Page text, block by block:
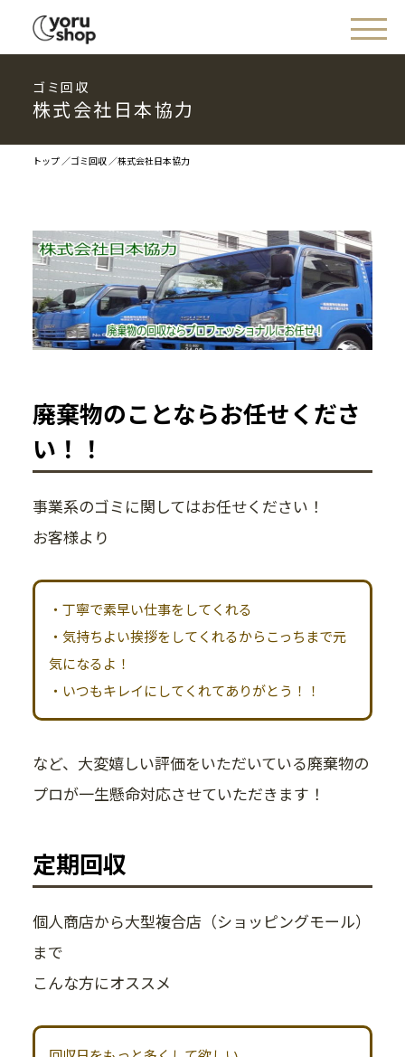
ゴミ回収
株式会社日本協力
トップ ゴミ回収 株式会社日本協力
廃棄物のことならお任せくださ
い！！
事業系のゴミに関してはお任せください！
お客様より
・丁寧で素早い仕事をしてくれる
・気持ちよい挨拶をしてくれるからこっちまで元
気になるよ！
・いつもキレイにしてくれてありがとう！！
など、大変嬉しい評価をいただいている廃棄物の
プロが一生懸命対応させていただきます！
定期回収
個人商店から大型複合店（ショッピングモール）
まで
こんな方にオススメ